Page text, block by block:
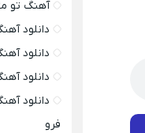
آهنگ تو
دانلود
دانلود
دانلود
دانلود
فرو